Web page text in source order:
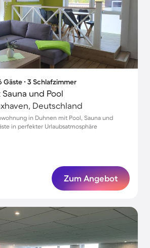
Gäste ∙ 3 Schlafzimmer
und Pool
Deutschland
in Duhnen mit Pool, Sauna und
in perfekter Urlaubsatmosphäre
Zum Angebot